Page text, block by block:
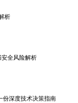
析
全风险解析
深度技术决策指南